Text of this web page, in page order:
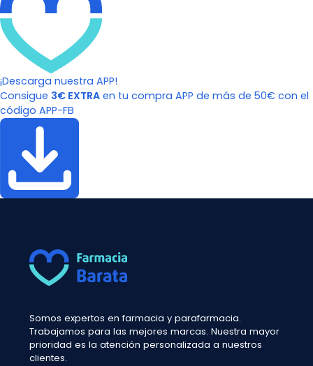
¡Descarga nuestra APP!
Consigue 3€ EXTRA en tu compra APP de más de 50€ con el
código APP-FB
Somos expertos en farmacia y parafarmacia.
Trabajamos para las mejores marcas. Nuestra mayor
prioridad es la atención personalizada a nuestros
clientes.